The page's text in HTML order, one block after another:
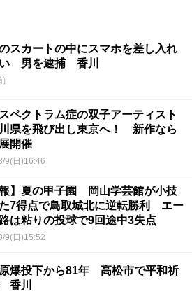
スカートの中にスマホを差し入れ
男を逮捕 香川
ペクトラム症の双子アーティスト
県を飛び出し東京へ！ 新作なら
開催
9(日)16:46
報】夏の甲子園 岡山学芸館が小技
7得点で鳥取城北に逆転勝利 エー
は粘りの投球で9回途中3失点
9(日)15:52
爆投下から81年 高松市で平和祈
香川